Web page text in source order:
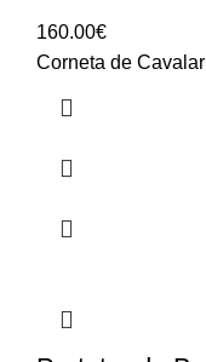
160.00€
Corneta de